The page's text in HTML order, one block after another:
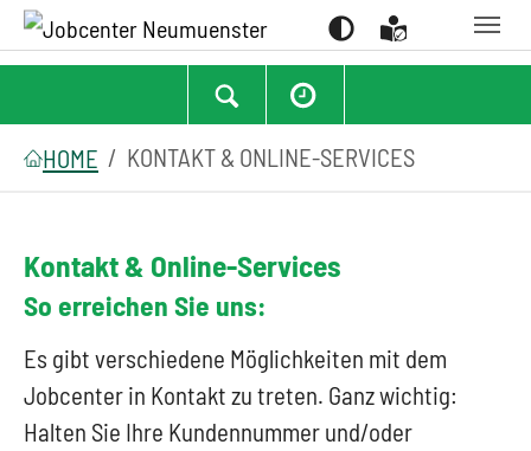
Zum Hauptinhalt springen
Zum Seitenfooter springen
Suchen
Sie sind hier:
HOME KONTAKT & ONLINE-SERVICES
Kontakt & Online-Services
So erreichen Sie uns:
Es gibt verschiedene Möglichkeiten mit dem
Jobcenter in Kontakt zu treten. Ganz wichtig:
Halten Sie Ihre Kundennummer und/oder